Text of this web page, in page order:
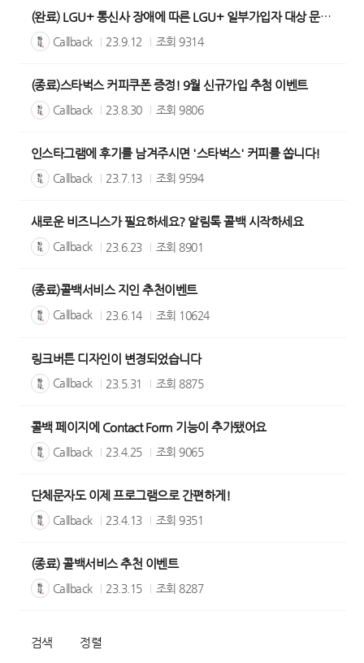
(완료) LGU+ 통신사 장애에 따른 LGU+ 일부가입자 대상 문자발송 실패
Callback 23.9.12 조회 9314
(종료)스타벅스 커피쿠폰 증정! 9월 신규가입 추첨 이벤트
Callback 23.8.30 조회 9806
인스타그램에 후기를 남겨주시면 '스타벅스' 커피를 쏩니다!
Callback 23.7.13 조회 9594
새로운 비즈니스가 필요하세요? 알림톡 콜백 시작하세요
Callback 23.6.23 조회 8901
(종료)콜백서비스 지인 추천이벤트
Callback 23.6.14 조회 10624
링크버튼 디자인이 변경되었습니다
Callback 23.5.31 조회 8875
콜백 페이지에 Contact Form 기능이 추가됐어요
Callback 23.4.25 조회 9065
단체문자도 이제 프로그램으로 간편하게!
Callback 23.4.13 조회 9351
(종료) 콜백서비스 추천 이벤트
Callback 23.3.15 조회 8287
검색 정렬